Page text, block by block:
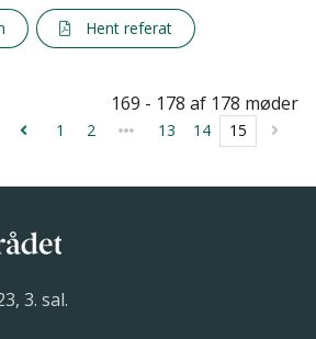
Hent referat
169 - 178 af 178 møder
1 2 13 14 15
3. sal.